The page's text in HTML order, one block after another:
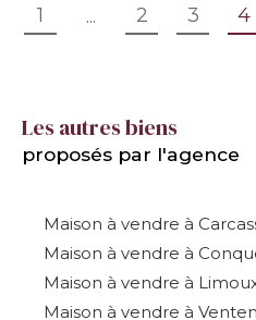
1 ... 2 3 4
Les autres biens
proposés par l'agence
Maison à vendre à
Maison à vendre à
Maison à vendre à
Maison à vendre à